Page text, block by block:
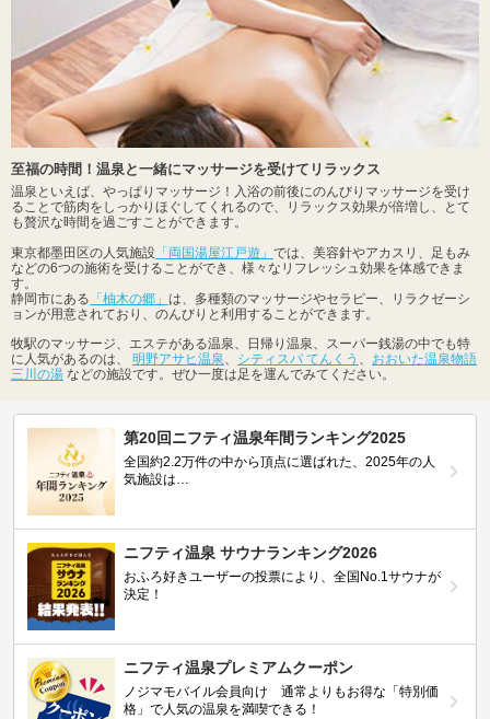
至福の時間！温泉と一緒にマッサージを受けてリラックス
温泉といえば、やっぱりマッサージ！入浴の前後にのんびりマッサージを受け
ることで筋肉をしっかりほぐしてくれるので、リラックス効果が倍増し、とて
も贅沢な時間を過ごすことができます。
東京都墨田区の人気施設 「両国湯屋江戸遊」 では、美容針やアカスリ、足もみ
などの6つの施術を受けることができ、様々なリフレッシュ効果を体感できま
す。
静岡市にある 「柚木の郷」 は、多種類のマッサージやセラピー、リラクゼーシ
ョンが用意されており、のんびりと利用することができます。
牧駅のマッサージ、エステがある温泉、日帰り温泉、スーパー銭湯の中でも特
に人気があるのは、 明野アサヒ温泉 シティスパ てんくう
おおいた温泉物語
三川の湯 などの施設です。ぜひ一度は足を運んでみてください。
第20回ニフティ温泉年間ランキング2025
全国約2.2万件の中から頂点に選ばれた、2025年の人
気施設は…
ニフティ温泉 サウナランキング2026
おふろ好きユーザーの投票により、全国No.1サウナが
決定！
ニフティ温泉プレミアムクーポン
ノジマモバイル会員向け 通常よりもお得な「特別価
格」で人気の温泉を満喫できる！